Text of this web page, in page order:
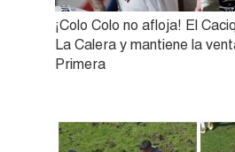
¡Colo Colo no afloja! El
La Calera y mantiene la
Primera